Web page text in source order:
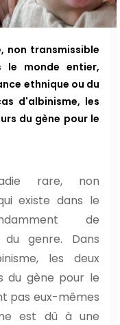
non transmissible
le monde entier,
ethnique ou du
d'albinisme, les
du gène pour le
rare, non
existe dans le
de
genre. Dans
les deux
du gène pour le
pas eux-mêmes
est dû à une